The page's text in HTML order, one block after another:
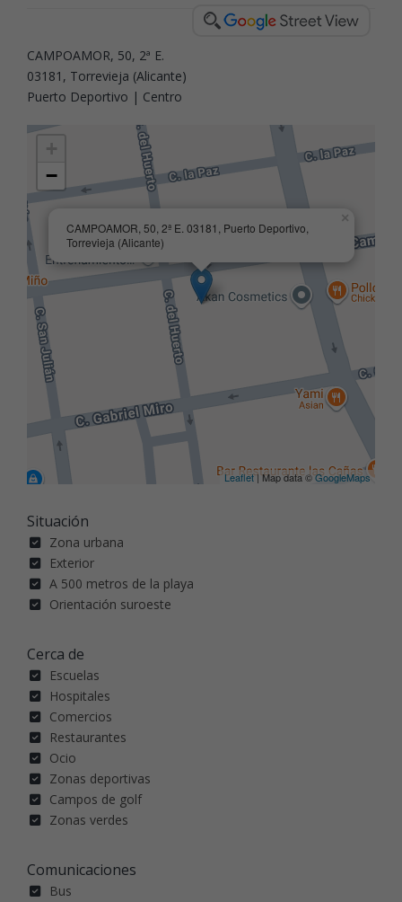
CAMPOAMOR, 50, 2ª E.
03181, Torrevieja (Alicante)
Puerto Deportivo | Centro
CAMPOAMOR, 50, 2ª E. 03181, Puerto Deportivo,
Torrevieja (Alicante)
×
−
Leaflet| Map data ©GoogleMaps
Situación
Zona urbana
Exterior
A 500 metros de la playa
Orientación suroeste
Cerca de
Escuelas
Hospitales
Comercios
Restaurantes
Ocio
Zonas deportivas
Campos de golf
Zonas verdes
Comunicaciones
Bus